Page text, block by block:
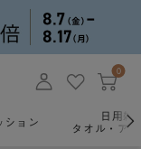
0
ション
日用雑
タオル・ア